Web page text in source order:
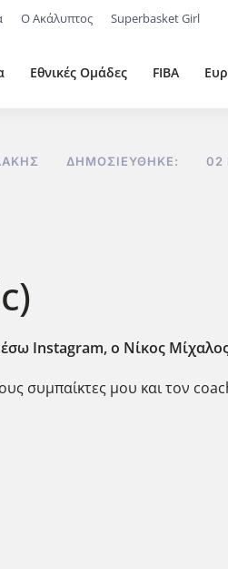
Ο Ακάλυπτος Superbasket Girl
Εθνικές Ομάδες FIBA
ΔΗΜΟΣΙΕΎΘΗΚΕ: 02
Instagram,ο Νίκος
συμπαίκτες μου και τον